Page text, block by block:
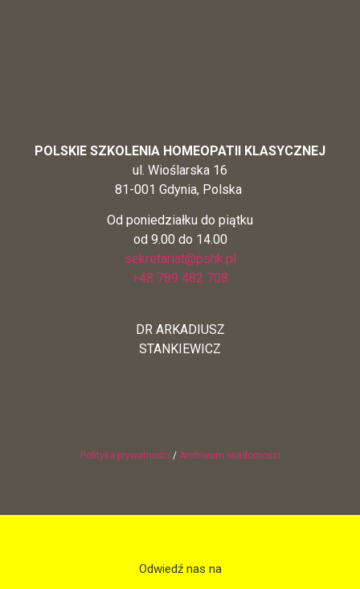
POLSKIE SZKOLENIA HOMEOPATII KLASYCZNEJ
ul. Wioślarska 16
81-001 Gdynia, Polska
Od poniedziałku do piątku
od 9.00 do 14.00
sekretariat@pshk.pl
+48 789 482 708
DR ARKADIUSZ
STANKIEWICZ
Polityka prywatności / Archiwum wiadomości
Odwiedź nas na